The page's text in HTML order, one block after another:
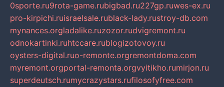
0sporte.ru9rota-game.rubigbad.ru227gp.ruwes-ex.ru
pro-kirpichi.ruisraelsale.rublack-lady.rustroy-db.com
mynances.orgladalike.ruzozor.rudvigremont.ru
odnokartinki.ruhtccare.rublogizotovoy.ru
oysters-digital.ruo-remonte.orgremontdoma.com
myremont.orgportal-remonta.orgvyitikho.rumirjon.ru
superdeutsch.rumycrazystars.rufilosofyfree.com